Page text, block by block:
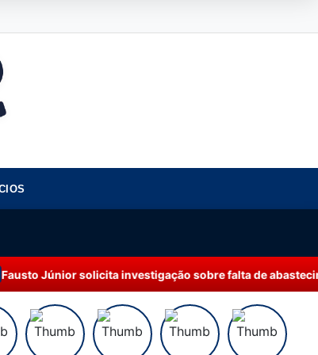
investigação sobre falta de abastecimento de água em